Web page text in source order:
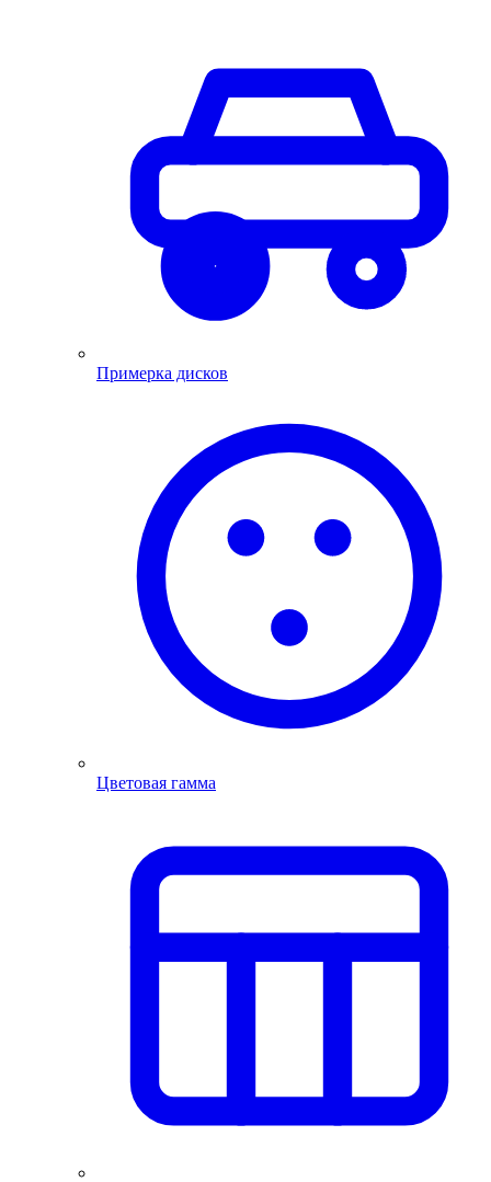
Примерка дисков
Цветовая гамма